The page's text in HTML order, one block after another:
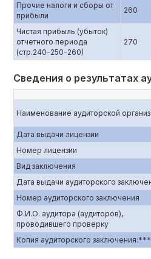
Прочие налоги и сборы от
прибыли
260
Чистая прибыль (убыток)
отчетного периода
(стр.240-250-260)
270
Сведения о результатах
Наименование аудиторской
Дата выдачи лицензии
Номер лицензии
Вид заключения
Дата выдачи аудиторского
Номер аудиторского заключения
Ф.И.О. аудитора (аудиторов),
проводившего проверку
Копия аудиторского